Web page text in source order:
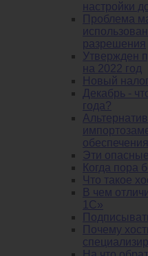
настройки
Проблема
разрешения
Утвержден
на 2022 год
Новый
Декабрь -
года?
обеспечения
Эти
Когда пора
Что такое
В чем
1С»
Почему